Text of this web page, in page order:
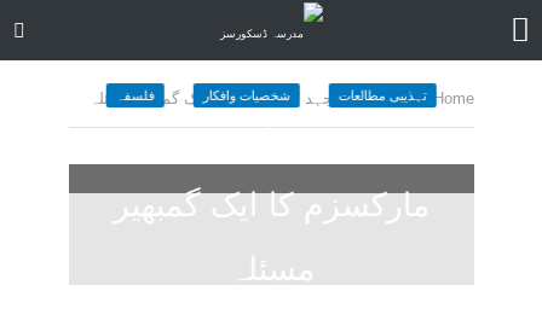
Home
»” جبریت اور جہد ” مارکسزم کا ایک گمبھیر مسئلہ
تہذیبی مطالعات شخصیات وافکار فلسفہ
مارکسزم کا ایک گمبھیر
مسئلہ